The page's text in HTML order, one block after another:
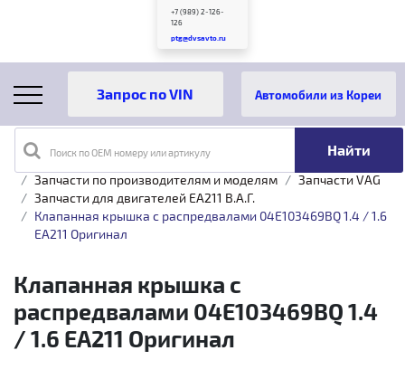
+7 (989) 2-126-
126
ptg@dvsavto.ru
Поиск по OEM номеру или артикулу
Автомобили из Кореи
Главная
Каталог товаров
Запчасти по производителям и моделям
Запчасти VAG
Запчасти для двигателей EA211 B.A.Г.
Клапанная крышка с распредвалами 04E103469BQ 1.4 / 1.6
EA211 Оригинал
Клапанная крышка с
распредвалами 04E103469BQ 1.4
/ 1.6 EA211 Оригинал